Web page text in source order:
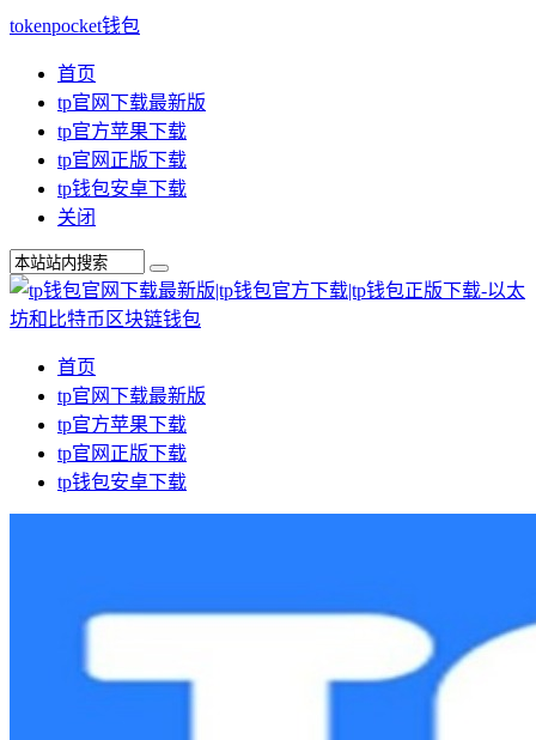
tokenpocket钱包
首页
tp官网下载最新版
tp官方苹果下载
tp官网正版下载
tp钱包安卓下载
关闭
首页
tp官网下载最新版
tp官方苹果下载
tp官网正版下载
tp钱包安卓下载